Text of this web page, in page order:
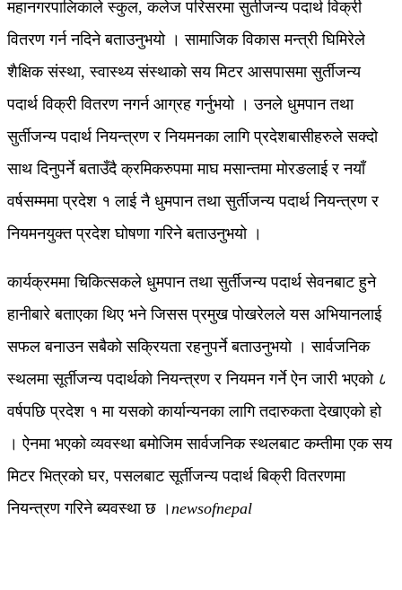
महानगरपालिकाले स्कुल, कलेज परिसरमा सुर्तीजन्य पदार्थ विक्री
वितरण गर्न नदिने बताउनुभयो । सामाजिक विकास मन्त्री घिमिरेले
शैक्षिक संस्था, स्वास्थ्य संस्थाको सय मिटर आसपासमा सुर्तीजन्य
पदार्थ विक्री वितरण नगर्न आग्रह गर्नुभयो । उनले धुमपान तथा
सुर्तीजन्य पदार्थ नियन्त्रण र नियमनका लागि प्रदेशबासीहरुले सक्दो
साथ दिनुपर्ने बताउँदै क्रमिकरुपमा माघ मसान्तमा मोरङलाई र नयाँ
वर्षसम्ममा प्रदेश १ लाई नै धुमपान तथा सुर्तीजन्य पदार्थ नियन्त्रण र
नियमनयुक्त प्रदेश घोषणा गरिने बताउनुभयो ।
कार्यक्रममा चिकित्सकले धुमपान तथा सुर्तीजन्य पदार्थ सेवनबाट हुने
हानीबारे बताएका थिए भने जिसस प्रमुख पोखरेलले यस अभियानलाई
सफल बनाउन सबैको सक्रियता रहनुपर्ने बताउनुभयो । सार्वजनिक
स्थलमा सूर्तीजन्य पदार्थको नियन्त्रण र नियमन गर्ने ऐन जारी भएको ८
वर्षपछि प्रदेश १ मा यसको कार्यान्यनका लागि तदारुकता देखाएको हो
। ऐनमा भएको व्यवस्था बमोजिम सार्वजनिक स्थलबाट कम्तीमा एक सय
मिटर भित्रको घर, पसलबाट सूर्तीजन्य पदार्थ बिक्री वितरणमा
नियन्त्रण गरिने ब्यवस्था छ । newsofnepal